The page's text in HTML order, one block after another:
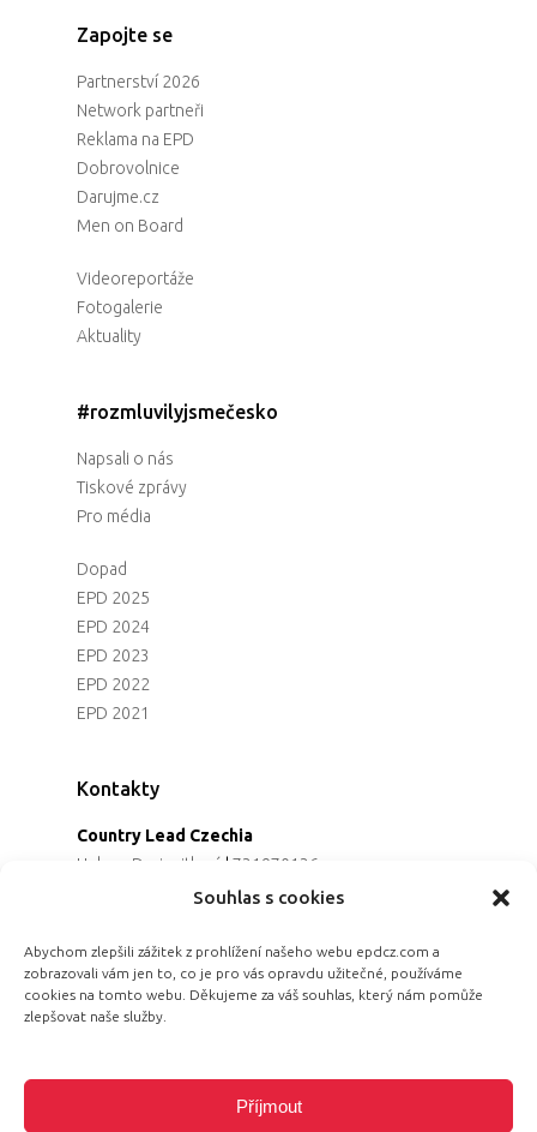
Souhlas s cookies
Abychom zlepšili zážitek z prohlížení našeho webu epdcz.com a
zobrazovali vám jen to, co je pro vás opravdu užitečné, používáme
cookies na tomto webu. Děkujeme za váš souhlas, který nám pomůže
zlepšovat naše služby.
Příjmout
Zapojte se
Partnerství 2026
Network partneři
Reklama na EPD
Dobrovolnice
Darujme.cz
Men on Board
Videoreportáže
Fotogalerie
Aktuality
#rozmluvilyjsmečesko
Napsali o nás
Tiskové zprávy
Pro média
Dopad
EPD 2025
EPD 2024
EPD 2023
EPD 2022
EPD 2021
Kontakty
Country Lead Czechia
Helena Dreiseitlová | 731970136
Koordinátorka projektu
Programová ředitelka
Jana Černoušková |607782535
Partnerství & fundraising
730158883